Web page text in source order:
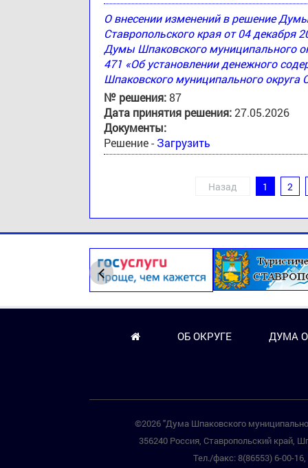
О внесении изменений в решение
Ставропольского края от 04 декабря
Думы Шпаковского муниципального
471 «Об установлении денежного
Шпаковского муниципального округа
№ решения:87
Дата принятия решения:27.05.2026
Документы:
Решение - Загрузить
Назад 1 2
ОБ ОКРУГЕ ДУМА
©2026 "Дума Шпаковского
356240 Россия, Ставропольский край,
Тел./факс: 8(86553) 6-00-